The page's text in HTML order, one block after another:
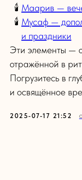
Маарив —
Мусаф —
и праздники
Эти элементы —
отражённой в
Погрузитесь в
и освящённое
2025-07-17 21:52